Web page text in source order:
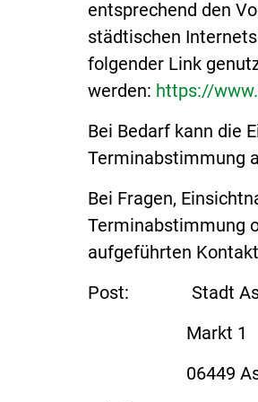
entsprechend den
städtischen
folgender Link
werden: https://
Bei Bedarf kann die
Terminabstimmung
Bei Fragen,
Terminabstimmung
aufgeführten
Post: Stadt
Markt 1
06449